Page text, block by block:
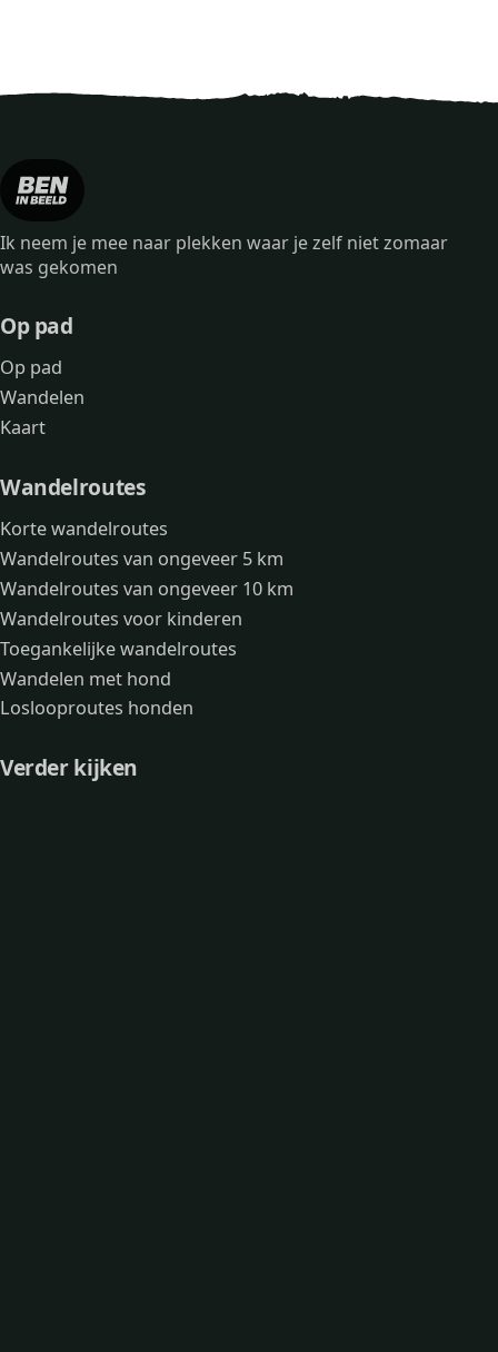
Ik neem je mee naar plekken waar je zelf niet zomaar
was gekomen
Op pad
Op pad
Wandelen
Kaart
Wandelroutes
Korte wandelroutes
Wandelroutes van ongeveer 5 km
Wandelroutes van ongeveer 10 km
Wandelroutes voor kinderen
Toegankelijke wandelroutes
Wandelen met hond
Loslooproutes honden
Verder kijken